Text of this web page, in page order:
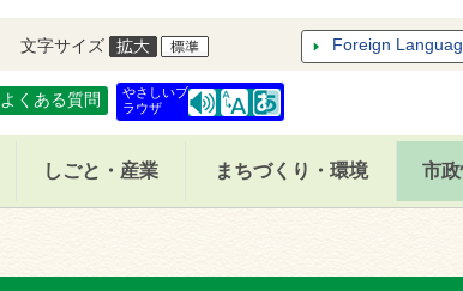
文字サイズ Foreign
よくある質問
やさしいブ
ラウザ
しごと・産業 まちづくり・環境 市